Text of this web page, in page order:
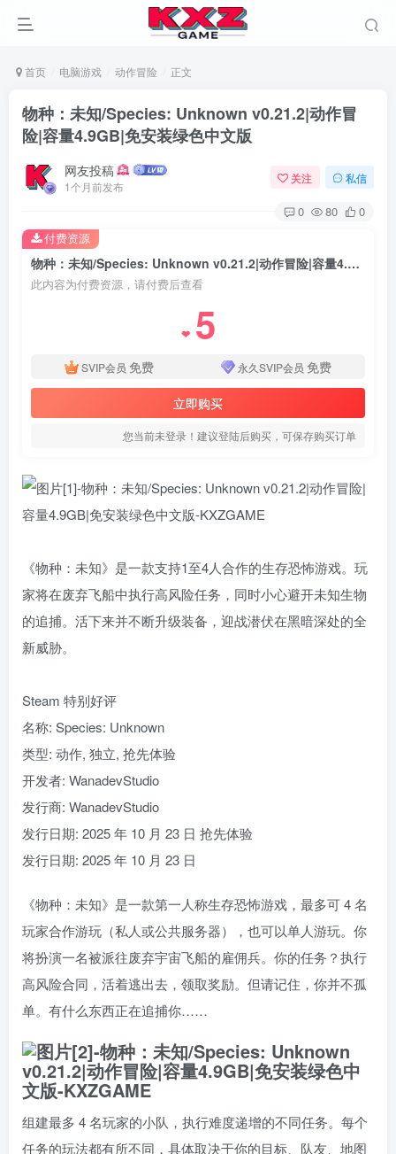
首页 电脑游戏 动作冒险 正文
物种：未知/Species: Unknown v0.21.2|动作冒
险|容量4.9GB|免安装绿色中文版
网友投稿
1个月前发布
关注 私信
0 80 0
物种：未知/Species: Unknown v0.21.2|动作冒险|容量4.9GB|免安装绿色中文版
此内容为付费资源，请付费后查看
❤ 5
SVIP会员 免费 永久SVIP会员 免费
立即购买
您当前未登录！建议登陆后购买，可保存购买订单
付费资源
《物种：未知》是一款支持1至4人合作的生存恐怖游戏。玩
家将在废弃飞船中执行高风险任务，同时小心避开未知生物
的追捕。活下来并不断升级装备，迎战潜伏在黑暗深处的全
新威胁。
Steam 特别好评
名称: Species: Unknown
类型: 动作, 独立, 抢先体验
开发者: WanadevStudio
发行商: WanadevStudio
发行日期: 2025 年 10 月 23 日 抢先体验
发行日期: 2025 年 10 月 23 日
《物种：未知》是一款第一人称生存恐怖游戏，最多可 4 名
玩家合作游玩（私人或公共服务器），也可以单人游玩。你
将扮演一名被派往废弃宇宙飞船的雇佣兵。你的任务？执行
高风险合同，活着逃出去，领取奖励。但请记住，你并不孤
单。有什么东西正在追捕你……
组建最多 4 名玩家的小队，执行难度递增的不同任务。每个
任务的玩法都有所不同，具体取决于你的目标、队友、地图